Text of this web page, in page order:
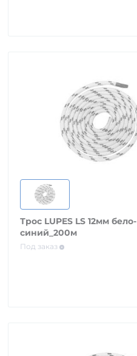
Трос LUPES LS 12мм бело-
синий_200м
Под заказ